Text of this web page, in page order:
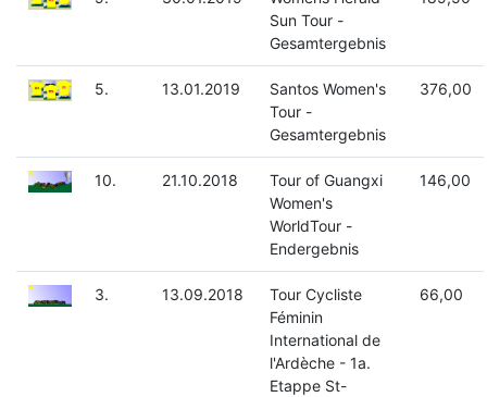
Sun Tour -
Gesamtergebnis
5. 13.01.2019
Santos Women's
Tour -
Gesamtergebnis
376,00
10. 21.10.2018
Tour of Guangxi
Women's
WorldTour -
Endergebnis
146,00
3. 13.09.2018
Tour Cycliste
Féminin
International de
l'Ardèche - 1a.
Etappe St-
66,00